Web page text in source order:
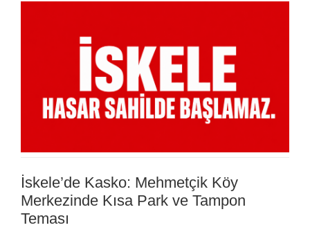
İskele’de Kasko: Mehmetçik Köy
Merkezinde Kısa Park ve Tampon
Teması